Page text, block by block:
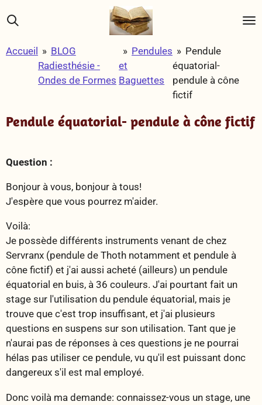
Passer
au
principal
Accueil » BLOG
Radiesthésie -
Ondes de Formes
» Pendules
et
Baguettes
» Pendule
équatorial-
pendule à cône
fictif
Pendule équatorial- pendule à cône fictif
Question :
Bonjour à vous, bonjour à tous!
J'espère que vous pourrez m'aider.
Voilà:
Je possède différents instruments venant de chez
Servranx (pendule de Thoth notamment et pendule à
cône fictif) et j'ai aussi acheté (ailleurs) un pendule
équatorial en buis, à 36 couleurs. J'ai pourtant fait un
stage sur l'utilisation du pendule équatorial, mais je
trouve que c'est trop insuffisant, et j'ai plusieurs
questions en suspens sur son utilisation. Tant que je
n'aurai pas de réponses à ces questions je ne pourrai
hélas pas utiliser ce pendule, vu qu'il est puissant donc
dangereux s'il est mal employé.
Donc voilà ma demande: connaissez-vous un stage, une